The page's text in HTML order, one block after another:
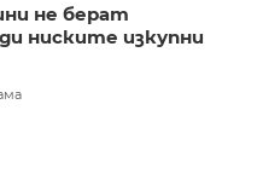
не берат
ниските изкупни